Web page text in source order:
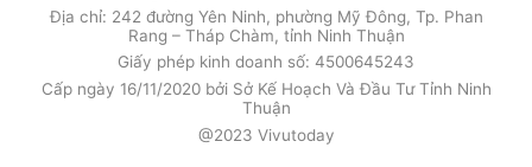
Địa chỉ: 242 đường Yên Ninh, phường Mỹ Đông, Tp. Phan
Rang – Tháp Chàm, tỉnh Ninh Thuận
Giấy phép kinh doanh số: 4500645243
Cấp ngày 16/11/2020 bởi Sở Kế Hoạch Và Đầu Tư Tỉnh Ninh
Thuận
@2023 Vivutoday